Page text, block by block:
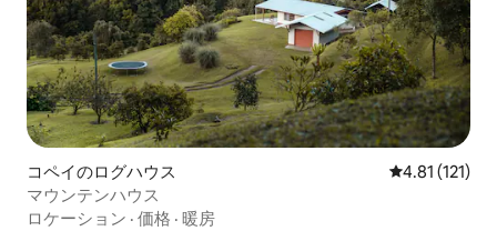
コペイのログハウス レビュー121
4.81 (121)
マウンテンハウス
ロケーション · 価格 · 暖房